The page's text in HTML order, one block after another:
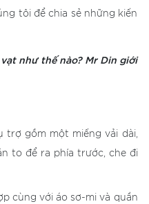
tôi để chia sẻ những kiến
như thế nào? Mr Din giới
trợ gồm một miếng vải dài,
to để ra phía trước, che đi
cùng với áo sơ-mi và quần